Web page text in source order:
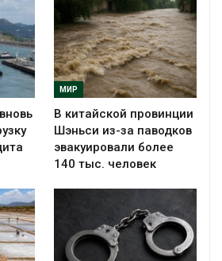
МИР
В китайской провинции
Шэньси из-за паводков
эвакуировали более
140 тыс. человек